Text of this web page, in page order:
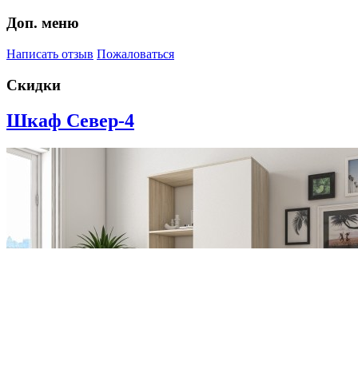
Доп. меню
Написать отзыв Пожаловаться
Скидки
Шкаф Север-4